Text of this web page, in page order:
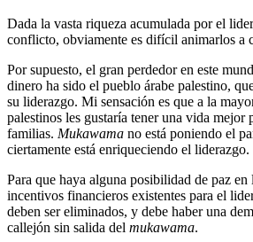
Dada la vasta riqueza acumulada por el
conflicto, obviamente es difícil animarlos a
Por supuesto, el gran perdedor en este
dinero ha sido el pueblo árabe palestino,
su liderazgo. Mi sensación es que a la
palestinos les gustaría tener una vida mejor
familias. Mukawama no está poniendo el
ciertamente está enriqueciendo el liderazgo.
Para que haya alguna posibilidad de paz
incentivos financieros existentes para el
deben ser eliminados, y debe haber una
callejón sin salida del mukawama.